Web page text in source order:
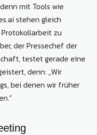
mit Tools wie
stehen gleich
zu
der Pressechef der
testet gerade eine
denn: „Wir
bei denen wir früher